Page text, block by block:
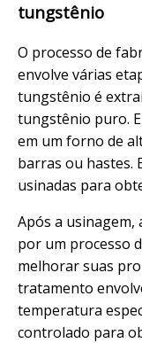
tungstênio
O processo de
envolve várias
tungstênio é
tungstênio puro.
em um forno de
barras ou hastes.
usinadas para
Após a usinagem,
por um processo
melhorar suas
tratamento
temperatura
controlado para